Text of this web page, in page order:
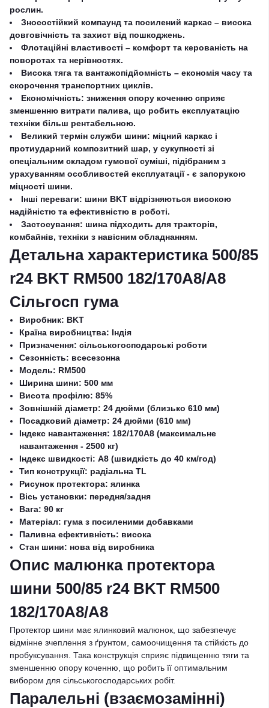
рослин.
Зносостійкий компаунд та посилений каркас – висока
довговічність та захист від пошкоджень.
Флотаційні властивості – комфорт та керованість на
поворотах та нерівностях.
Висока тяга та вантажопідйомність – економія часу та
скорочення транспортних циклів.
Економічність: зниження опору коченню сприяє
зменшенню витрати палива, що робить експлуатацію
техніки більш рентабельною.
Великий термін служби шини: міцний каркас і
протиударний композитний шар, у сукупності зі
спеціальним складом гумової суміші, підібраним з
урахуванням особливостей експлуатації - є запорукою
міцності шини.
Інші переваги: шини BKT відрізняються високою
надійністю та ефективністю в роботі.
Застосування: шина підходить для тракторів,
комбайнів, техніки з навісним обладнанням.
Детальна характеристика 500/85
r24 BKT RM500 182/170A8/A8
Сільгосп гума
Виробник: BKT
Країна виробництва: Індія
Призначення: сільськогосподарські роботи
Сезонність: всесезонна
Модель: RM500
Ширина шини: 500 мм
Висота профілю: 85%
Зовнішній діаметр: 24 дюйми (близько 610 мм)
Посадковий діаметр: 24 дюйми (610 мм)
Індекс навантаження: 182/170A8 (максимальне
навантаження - 2500 кг)
Індекс швидкості: A8 (швидкість до 40 км/год)
Тип конструкції: радіальна TL
Рисунок протектора: ялинка
Вісь установки: передня/задня
Вага: 90 кг
Матеріал: гума з посиленими добавками
Паливна ефективність: висока
Стан шини: нова від виробника
Опис малюнка протектора
шини 500/85 r24 BKT RM500
182/170A8/A8
Протектор шини має ялинковий малюнок, що забезпечує
відмінне зчеплення з ґрунтом, самоочищення та стійкість до
пробуксування. Така конструкція сприяє підвищенню тяги та
зменшенню опору коченню, що робить її оптимальним
вибором для сільськогосподарських робіт.
Паралельні (взаємозамінні)